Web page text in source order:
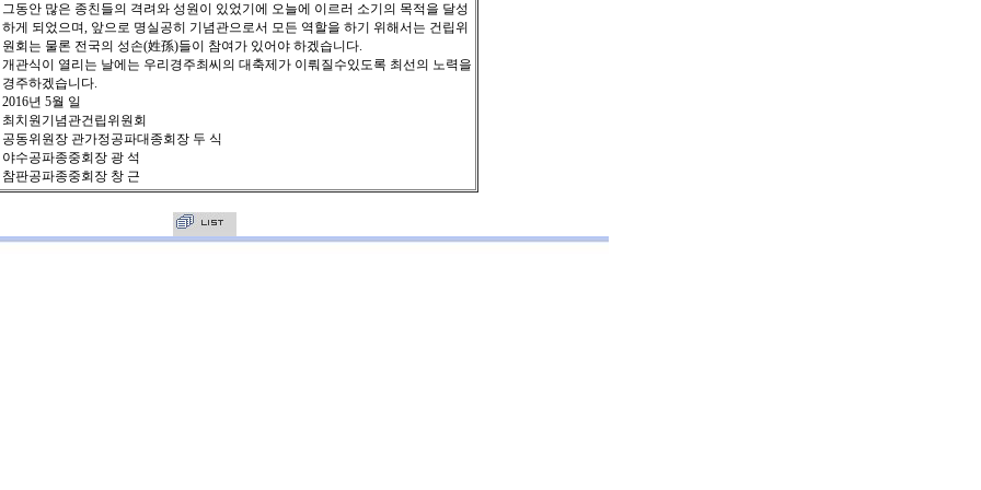
그동안 많은 종친들의 격려와 성원이 있었기에 오늘에 이르러 소기의 목적을 달성
하게 되었으며, 앞으로 명실공히 기념관으로서 모든 역할을 하기 위해서는 건립위
원회는 물론 전국의 성손(姓孫)들이 참여가 있어야 하겠습니다.
개관식이 열리는 날에는 우리경주최씨의 대축제가 이뤄질수있도록 최선의 노력을
경주하겠습니다.
2016년 5월 일
최치원기념관건립위원회
공동위원장 관가정공파대종회장 두 식
야수공파종중회장 광 석
참판공파종중회장 창 근